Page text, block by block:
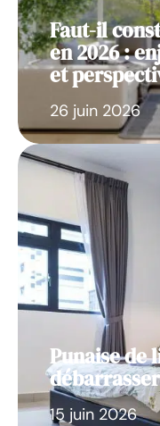
Faut-il
en 2026 :
et
26 juin 2026
Punaise de
15 juin 2026